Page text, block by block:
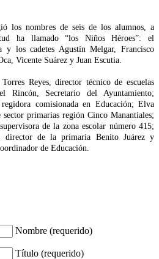
los nombres de seis de los alumnos, a
ha llamado “los Niños Héroes”: el
y los cadetes Agustín Melgar, Francisco
Vicente Suárez y Juan Escutia.
Reyes, director técnico de escuelas
Rincón, Secretario del Ayuntamiento;
comisionada en Educación; Elva
primarias región Cinco Manantiales;
de la zona escolar número 415;
director de la primaria Benito Juárez y
de Educación.
Nombre (requerido)
Título (requerido)